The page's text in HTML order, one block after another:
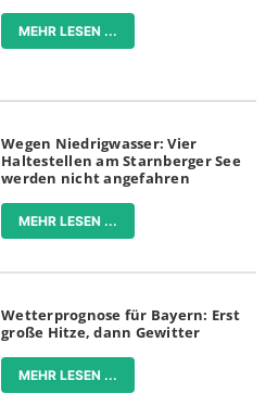
MEHR LESEN ...
Wegen Niedrigwasser: Vier
Haltestellen am Starnberger See
werden nicht angefahren
MEHR LESEN ...
Wetterprognose für Bayern: Erst
große Hitze, dann Gewitter
MEHR LESEN ...